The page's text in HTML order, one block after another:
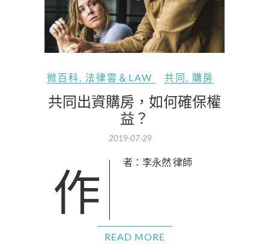
微百科, 法律雲＆LAW 共同 , 購房
共同出資購房，如何確保權
益？
2019-07-29
作者：李永然 律師
READ MORE